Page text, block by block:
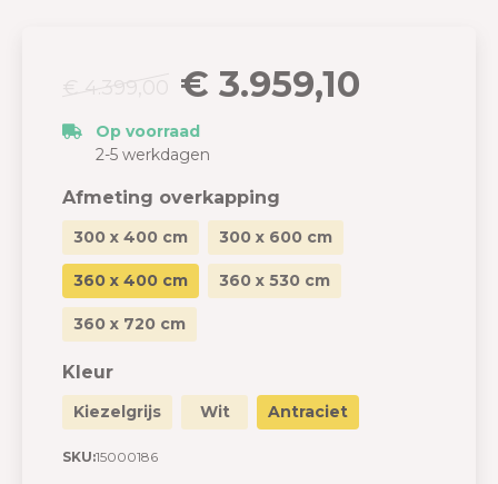
€ 3.959,10
Op voorraad
2-5 werkdagen
Afmeting overkapping
300 x 400 cm 300 x 600 cm
360 x 400 cm 360 x 530 cm
360 x 720 cm
Kleur
Kiezelgrijs Wit Antraciet
SKU:15000186